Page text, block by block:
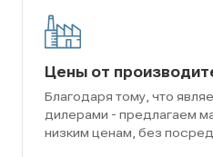
Цены от
Благодаря тому, что
дилерами - предлагаем
низким ценам, без